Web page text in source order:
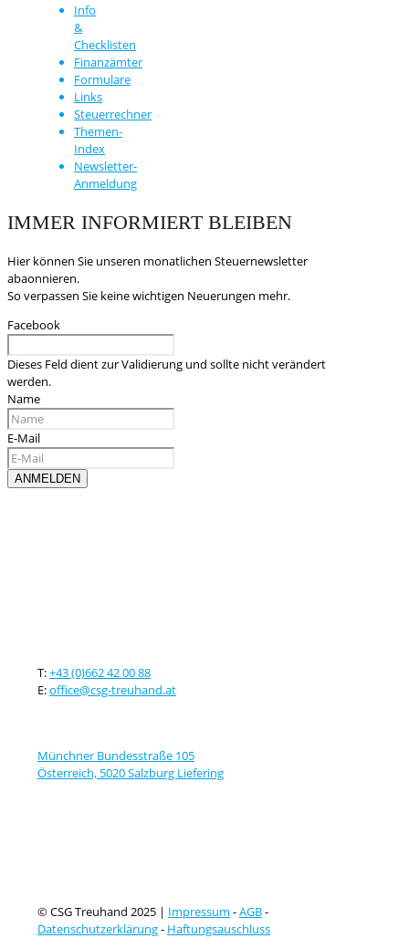
Info
&
Checklisten
Finanzämter
Formulare
Links
Steuerrechner
Themen-
Index
Newsletter-
Anmeldung
IMMER INFORMIERT BLEIBEN
Hier können Sie unseren monatlichen Steuernewsletter
abaonnieren.
So verpassen Sie keine wichtigen Neuerungen mehr.
Facebook
Dieses Feld dient zur Validierung und sollte nicht verändert
werden.
Name
E-Mail
T:+43 (0)662 42 00 88
E:office@csg-treuhand.at
Münchner Bundesstraße 105
Österreich, 5020 Salzburg Liefering
© CSG Treuhand 2025 | Impressum -AGB-
Datenschutzerklärung- Haftungsauschluss